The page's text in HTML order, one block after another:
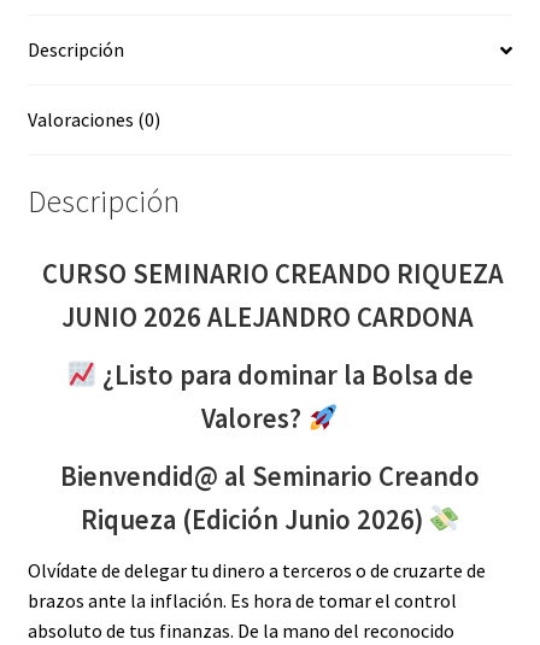
Descripción
Valoraciones (0)
Descripción
CURSO SEMINARIO CREANDO RIQUEZA
JUNIO 2026 ALEJANDRO CARDONA
¿Listo para dominar la Bolsa de
Valores?
Bienvendid@ al Seminario Creando
Riqueza (Edición Junio 2026)
Olvídate de delegar tu dinero a terceros o de cruzarte de
brazos ante la inflación. Es hora de tomar el control
absoluto de tus finanzas. De la mano del reconocido